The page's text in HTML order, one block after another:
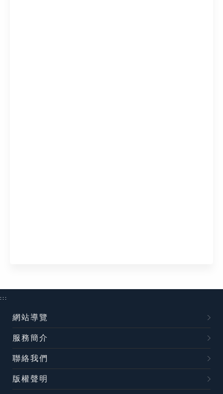
:::
網站導覽
服務簡介
聯絡我們
版權聲明